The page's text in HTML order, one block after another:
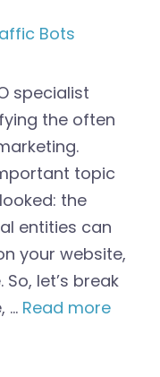
specialist
the often
topic
the
entities can
your website,
let’s break
… Read more